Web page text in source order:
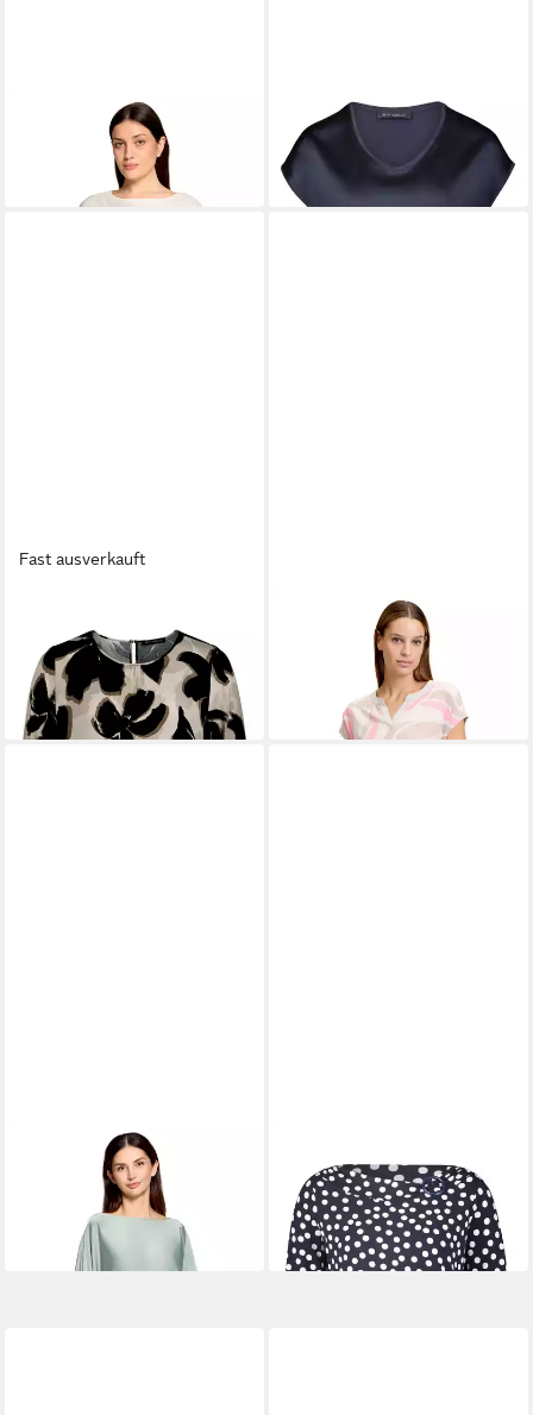
BETTY BARCLAY
Kurzarmshirt Damen mit
Gummizug (1-tlg)
BETTY BARCLAY
Shirtbluse Shirt Kurz 1/2
Arm
59,99 €
Fast ausverkauft
Schlupfbluse Damen mit 3/4
Arm
59,99 €
BETTY BARCLAY
Kurzarmshirt Damen mit
Ringel (1-tlg) Materialmix
59,99 €
BETTY BARCLAY
Satinbluse Damen mit U-
Boot-Ausschnitt
UVP69,99 €
T-Shirt Basic Shirt
34,49 € 68,99 €
-50%